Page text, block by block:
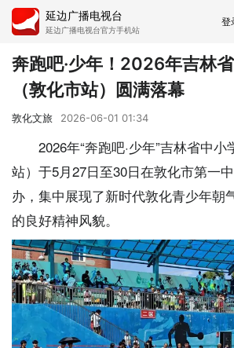
延边广播电视台
延边广播电视台官方手机站
登
首页
推荐 经济
人大 融媒直播 政协
专题 文体
交通文艺广播 延边卫健 延边医
延边商务 延边好就业 VR
直播点播
奔跑吧·少年！2026年吉林
（敦化市站）圆满落幕
敦化文旅 2026-06-01 01:34
2026年“奔跑吧·少年”吉林省中
站）于5月27日至30日在敦化市第一
办，集中展现了新时代敦化青少年朝
的良好精神风貌。